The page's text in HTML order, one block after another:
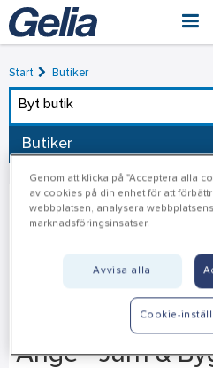
Start Butiker
Byt butik
Butiker
Ånge - Järn &
Genom att klicka på "Acceptera alla
av cookies på din enhet för att
webbplatsen, analysera
marknadsföringsinsatser.
Avvisa alla
Cookie-